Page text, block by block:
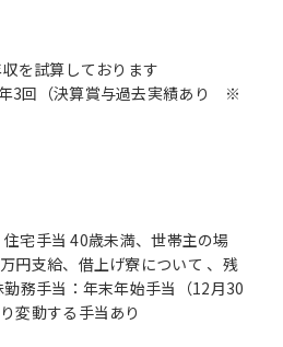
を試算しております
3回（決算賞与過去実績あり ※
宅手当 40歳未満、世帯主の場
円支給、借上げ寮について 、残
務手当：年末年始手当（12月30
変動する手当あり